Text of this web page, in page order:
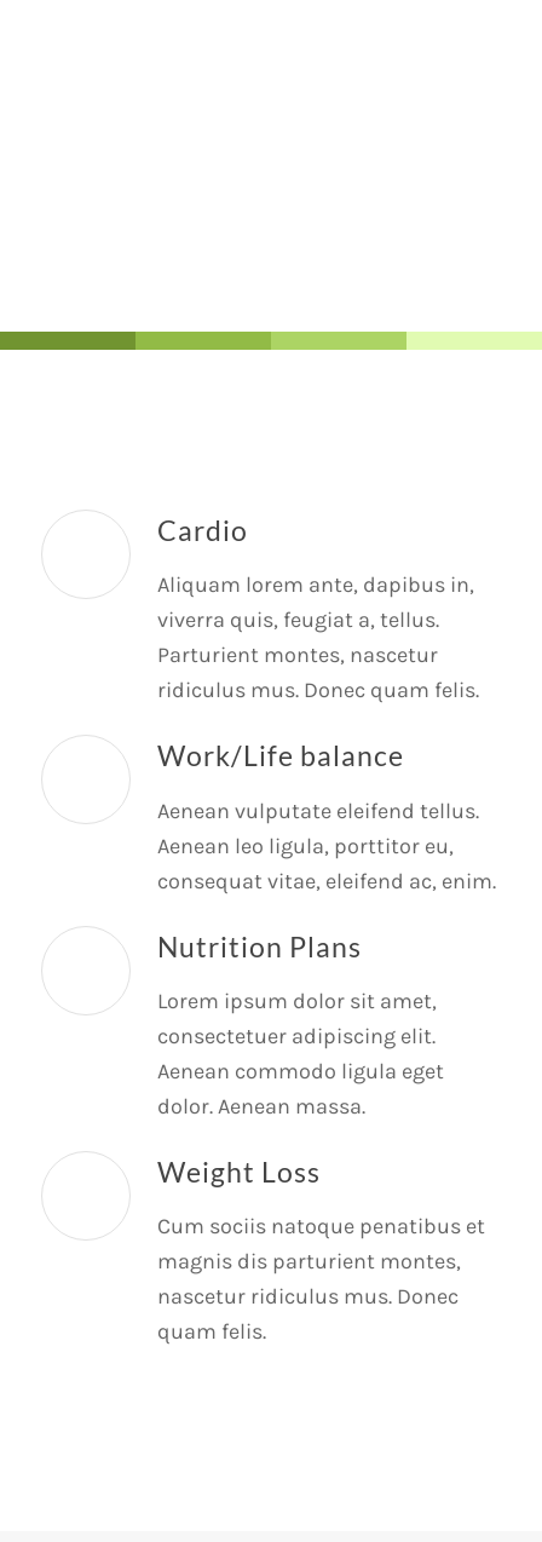
Cardio
Aliquam lorem ante, dapibus in,
viverra quis, feugiat a, tellus.
Parturient montes, nascetur
ridiculus mus. Donec quam felis.
Work/Life balance
Aenean vulputate eleifend tellus.
Aenean leo ligula, porttitor eu,
consequat vitae, eleifend ac, enim.
Nutrition Plans
Lorem ipsum dolor sit amet,
consectetuer adipiscing elit.
Aenean commodo ligula eget
dolor. Aenean massa.
Weight Loss
Cum sociis natoque penatibus et
magnis dis parturient montes,
nascetur ridiculus mus. Donec
quam felis.